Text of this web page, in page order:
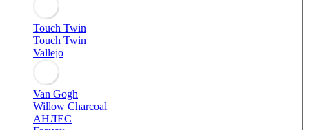
Touch Twin
Touch Twin
Vallejo
Van Gogh
Willow Charcoal
АНЛЕС